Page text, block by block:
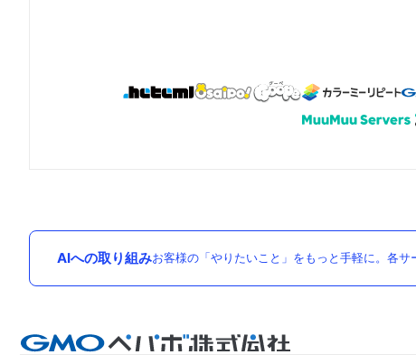
AIへの取り組みお客様の「やりたいこと」をもっと手軽に。各